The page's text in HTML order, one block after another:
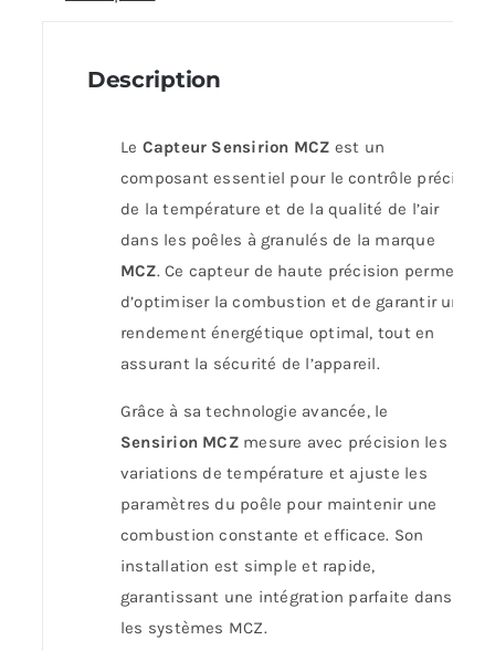
Description
Le Capteur Sensirion MCZ est un
composant essentiel pour le contrôle précis
de la température et de la qualité de l’air
dans les poêles à granulés de la marque
MCZ. Ce capteur de haute précision permet
d’optimiser la combustion et de garantir un
rendement énergétique optimal, tout en
assurant la sécurité de l’appareil.
Grâce à sa technologie avancée, le
Sensirion MCZmesure avec précision les
variations de température et ajuste les
paramètres du poêle pour maintenir une
combustion constante et efficace. Son
installation est simple et rapide,
garantissant une intégration parfaite dans
les systèmes MCZ.